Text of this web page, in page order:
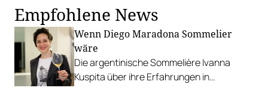
Empfohlene News
Wenn Diego Maradona Sommelier
wäre
Die argentinische Sommelière Ivanna
Kuspita über ihre Erfahrungen in